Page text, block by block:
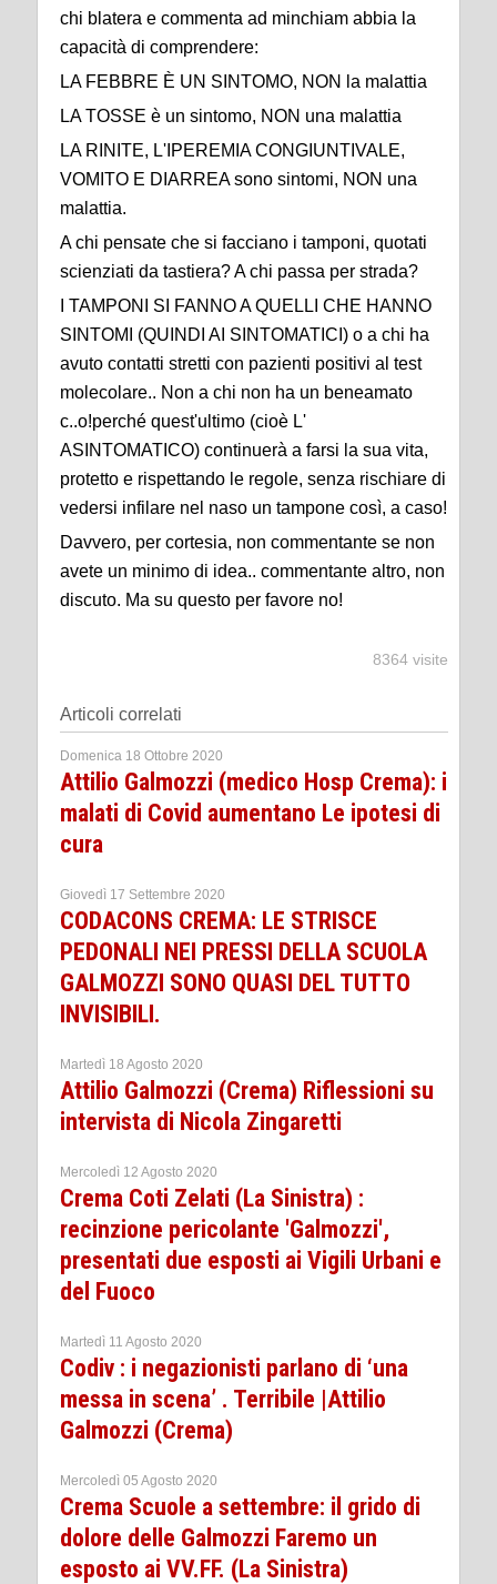
chi blatera e commenta ad minchiam abbia la
capacità di comprendere:
LA FEBBRE È UN SINTOMO, NON la malattia
LA TOSSE è un sintomo, NON una malattia
LA RINITE, L'IPEREMIA CONGIUNTIVALE,
VOMITO E DIARREA sono sintomi, NON una
malattia.
A chi pensate che si facciano i tamponi, quotati
scienziati da tastiera? A chi passa per strada?
I TAMPONI SI FANNO A QUELLI CHE HANNO
SINTOMI (QUINDI AI SINTOMATICI) o a chi ha
avuto contatti stretti con pazienti positivi al test
molecolare.. Non a chi non ha un beneamato
c..o!perché quest'ultimo (cioè L'
ASINTOMATICO) continuerà a farsi la sua vita,
protetto e rispettando le regole, senza rischiare di
vedersi infilare nel naso un tampone così, a caso!
Davvero, per cortesia, non commentante se non
avete un minimo di idea.. commentante altro, non
discuto. Ma su questo per favore no!
8364 visite
Articoli correlati
Domenica 18 Ottobre 2020
Attilio Galmozzi (medico Hosp Crema): i
malati di Covid aumentano Le ipotesi di
cura
Giovedì 17 Settembre 2020
CODACONS CREMA: LE STRISCE
PEDONALI NEI PRESSI DELLA SCUOLA
GALMOZZI SONO QUASI DEL TUTTO
INVISIBILI.
Martedì 18 Agosto 2020
Attilio Galmozzi (Crema) Riflessioni su
intervista di Nicola Zingaretti
Mercoledì 12 Agosto 2020
Crema Coti Zelati (La Sinistra) :
recinzione pericolante 'Galmozzi',
presentati due esposti ai Vigili Urbani e
del Fuoco
Martedì 11 Agosto 2020
Codiv : i negazionisti parlano di ‘una
messa in scena’ . Terribile |Attilio
Galmozzi (Crema)
Mercoledì 05 Agosto 2020
Crema Scuole a settembre: il grido di
dolore delle Galmozzi Faremo un
esposto ai VV.FF. (La Sinistra)